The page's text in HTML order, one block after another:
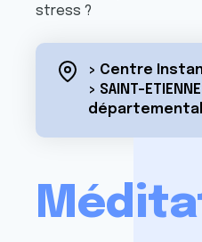
stress ?
> Centre
> SAINT-
départemental